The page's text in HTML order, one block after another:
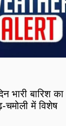
भारी बारिश का
चमोली में विशेष